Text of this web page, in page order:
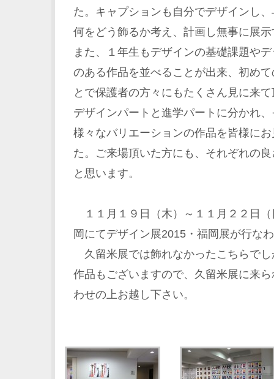
た。キャプションも自分でデザインし
何をどう飾るか考え、計画し無事に展
また、１年生もデザインの基礎課題や
のある作品を並べることが出来、初め
とで保護者の方々にもたくさん見に来
デザインパートと進学パートに分かれ
様々なバリエーションの作品を皆様に
た。ご来場頂いた方にも、それぞれの
と思います。
１１月１９日（木）～１１月２２日
岡にてデザイン展2015・福岡展が行な
久留米展では飾れなかったこちらで
作品もございますので、久留米展に来
わせの上お越し下さい。